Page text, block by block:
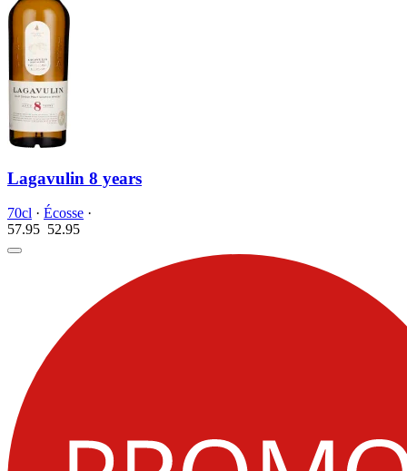
Lagavulin 8 years
70cl · Écosse ·
57.95 52.95